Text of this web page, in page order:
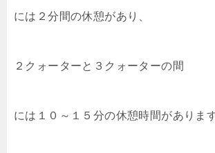
には２分間の休憩があり、
２クォーターと３クォーターの間
には１０～１５分の休憩時間があります